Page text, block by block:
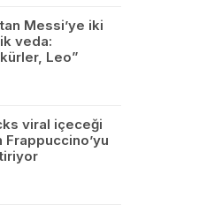
Messi’ye iki
veda:
Leo”
viral içeceği
Frappuccino’yu